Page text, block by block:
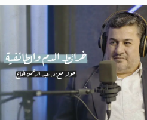
مع العديد من الجهات والمؤسسات،
منصب سكرتير تحرير موقع تلفزيون سوريا. يجتمع
الحلقة، ليرويا ما شهداه معاً في سنوات الثورة من
على المخرز. إنها قصّة عن البطولة، عن تهاوي
لحظة الهتاف الأول، وعن حمل الروح على الكف،
الكتف. إنها قصّة عن عائلات الثوار، وليالي
على الجبهات البعيدة، عن ما يسكن قلوبهم من
إنها قصة عن فنون المقاومة والحياة
وعن لحظات الإيمان الموقنة بالحقّ والعدل، ولو